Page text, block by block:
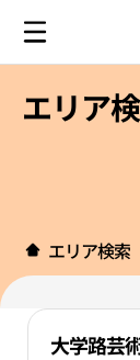
エリア
エリア検索
大学路芸